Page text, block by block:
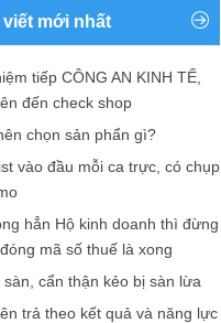
viết mới nhất
tiếp CÔNG AN KINH TẾ,
đến check shop
chọn sản phẩn gì?
vào đầu mỗi ca trực, có chụp
hẳn Hộ kinh doanh thì đừng
mã số thuế là xong
sàn, cẩn thận kẻo bị sàn lừa
trả theo kết quả và năng lực